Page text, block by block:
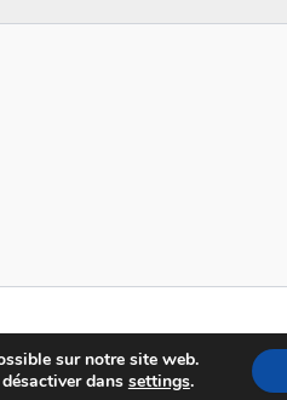
© 2026 CM Pièces
sur notre site web.
dans settings.